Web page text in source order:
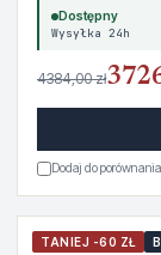
Dostępny
Wysyłka 24h
4384,00 zł
Dodaj do porównania
TANIEJ -60 ZŁ